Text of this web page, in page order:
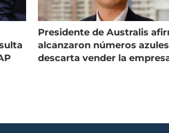
Presidente de Australis
alcanzaron números
descarta vender la